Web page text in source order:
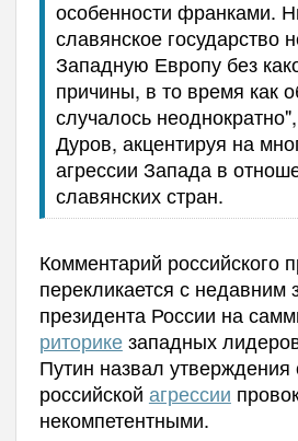
особенности франками.
славянское государство
Западную Европу без
причины, в то время как
случалось
Дуров, акцентируя на
агрессии Запада в
славянских стран.
Комментарий российского
перекликается с недавним
президента России на
риторикезападных
Путин назвал
российской агрессии
некомпетентными.